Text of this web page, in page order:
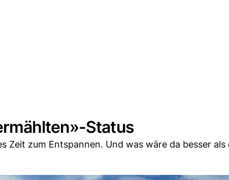
Status
Zeit zum Entspannen. Und was wäre da besser als